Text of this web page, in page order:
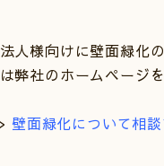
人様向けに壁面緑化
弊社のホームページ
壁面緑化について相談